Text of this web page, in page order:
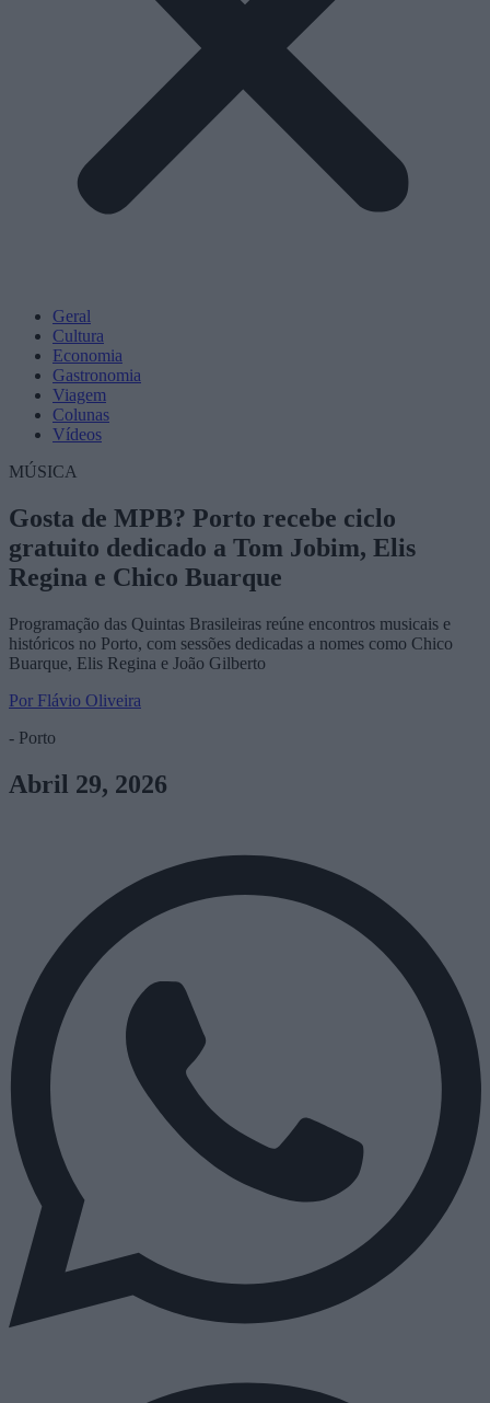
Geral
Cultura
Economia
Gastronomia
Viagem
Colunas
Vídeos
MÚSICA
Gosta de MPB? Porto recebe ciclo
gratuito dedicado a Tom Jobim, Elis
Regina e Chico Buarque
Programação das Quintas Brasileiras reúne encontros musicais e
históricos no Porto, com sessões dedicadas a nomes como Chico
Buarque, Elis Regina e João Gilberto
Por Flávio Oliveira
- Porto
Abril 29, 2026